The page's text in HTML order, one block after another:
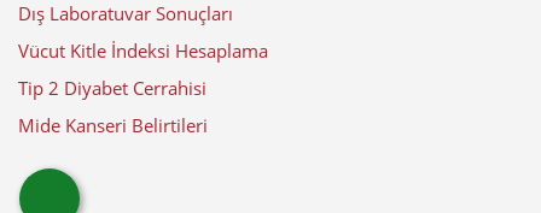
Dış Laboratuvar Sonuçları
Vücut Kitle İndeksi Hesaplama
Tip 2 Diyabet Cerrahisi
Mide Kanseri Belirtileri